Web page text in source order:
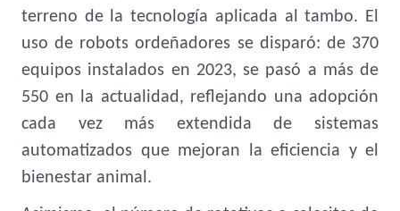
terreno de la tecnología aplicada al tambo. El
uso de robots ordeñadores se disparó: de 370
equipos instalados en 2023, se pasó a más de
550 en la actualidad, reflejando una adopción
cada vez más extendida de sistemas
automatizados que mejoran la eficiencia y el
bienestar animal.